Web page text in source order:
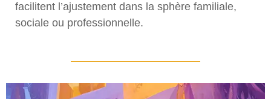
facilitent l’ajustement dans la sphère familiale,
sociale ou professionnelle.